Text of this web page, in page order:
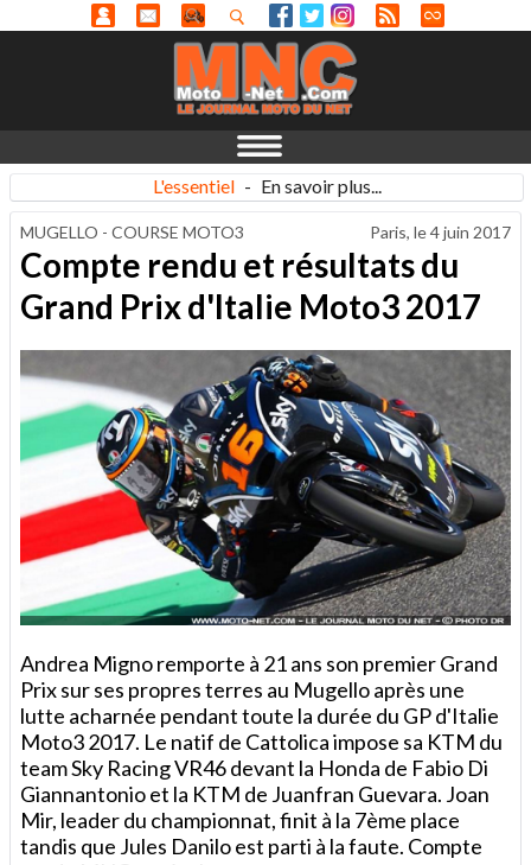
L'essentiel - En savoir plus...
MUGELLO - COURSE MOTO3 Paris, le4 juin 2017
Compte rendu et résultats du
Grand Prix d'Italie Moto3 2017
Andrea Migno remporte à 21 ans son premier Grand
Prix sur ses propres terres au Mugello après une
lutte acharnée pendant toute la durée du GP d'Italie
Moto3 2017. Le natif de Cattolica impose sa KTM du
team Sky Racing VR46 devant la Honda de Fabio Di
Giannantonio et la KTM de Juanfran Guevara. Joan
Mir, leader du championnat, finit à la 7ème place
tandis que Jules Danilo est parti à la faute. Compte